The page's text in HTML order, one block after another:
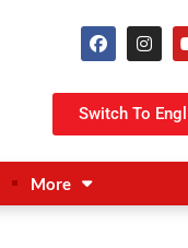
Switch To
More